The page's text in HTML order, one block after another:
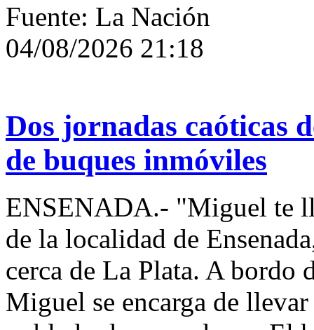
Fuente: La Nación
04/08/2026 21:18
Dos jornadas caóticas
de buques inmóviles
ENSENADA.- "Miguel te
de la localidad de
cerca de La Plata. A bordo
Miguel se encarga de